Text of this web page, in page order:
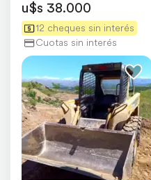
u$s 38.000
12 cheques sin interés
Cuotas sin interés